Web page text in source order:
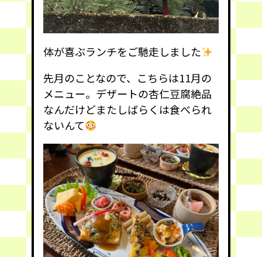
体が喜ぶランチをご馳走しました
先月のことなので、こちらは11月の
メニュー。デザートの杏仁豆腐絶品
なんだけどまたしばらくは食べられ
ないんて